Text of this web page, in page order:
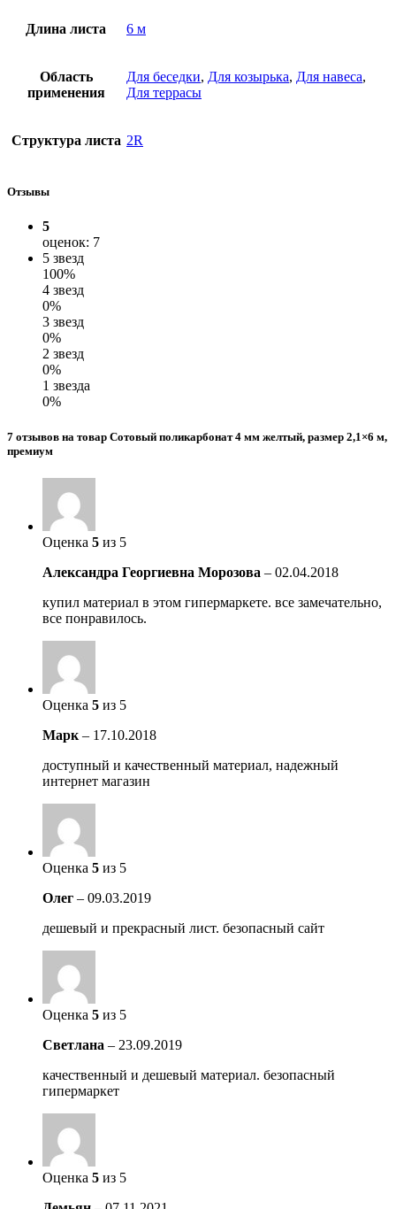
Длина листа 6 м
Область
применения
Для беседки, Для козырька, Для навеса,
Для террасы
Структура листа 2R
Отзывы
5
оценок: 7
5 звезд
100%
4 звезд
0%
3 звезд
0%
2 звезд
0%
1 звезда
0%
7 отзывов на товар Сотовый поликарбонат 4 мм желтый, размер 2,1×6 м,
премиум
Оценка 5 из 5
Александра Георгиевна Морозова – 02.04.2018
купил материал в этом гипермаркете. все замечательно,
все понравилось.
Оценка 5 из 5
Марк – 17.10.2018
доступный и качественный материал, надежный
интернет магазин
Оценка 5 из 5
Олег – 09.03.2019
дешевый и прекрасный лист. безопасный сайт
Оценка 5 из 5
Светлана – 23.09.2019
качественный и дешевый материал. безопасный
гипермаркет
Оценка 5 из 5